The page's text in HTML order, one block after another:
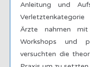
Anleitung und
Ärzte nahmen
Workshops und
versuchten die